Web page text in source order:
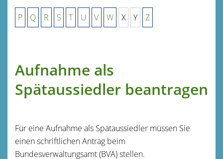
P Q R S T U V W X Y Z
Aufnahme als
Spätaussiedler beantragen
Für eine Aufnahme als Spätaussiedler müssen Sie
einen schriftlichen Antrag beim
Bundesverwaltungsamt (BVA) stellen.